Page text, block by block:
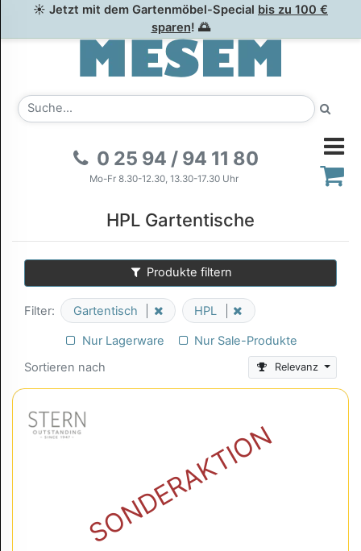
☀ Jetzt mit dem Gartenmöbel-Special bis zu 100 €
sparen! 🌅
0 25 94 / 94 11 80
Mo-Fr 8.30-12.30, 13.30-17.30 Uhr
HPL Gartentische
Produkte filtern
Filter: Gartentisch HPL
Nur Lagerware
Nur Sale-Produkte
Sortieren nach
Relevanz
SONDERAKTION